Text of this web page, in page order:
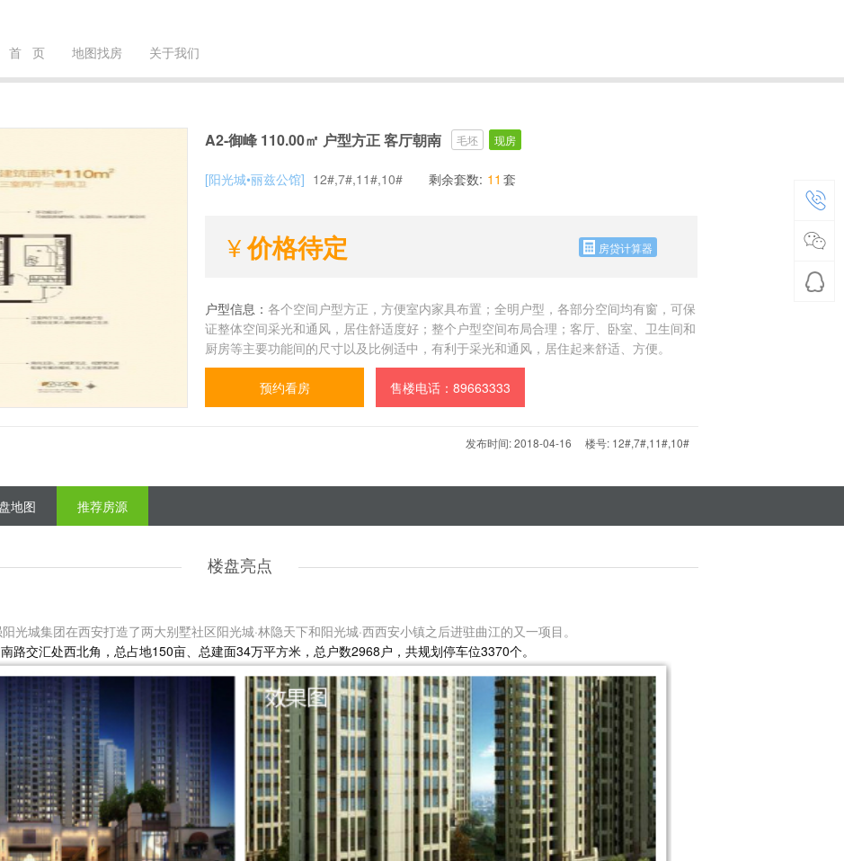
首 页 地图找房 关于我们
A2-御峰 110.00㎡ 户型方正 客厅朝南 毛坯 现房
[阳光城•丽兹公馆] 12#,7#,11#,10# 剩余套数: 11 套
价格待定 房贷计算器
户型信息： 各个空间户型方正，方便室内家具布置；全明户型，各部分空间均有窗，可保
证整体空间采光和通风，居住舒适度好；整个户型空间布局合理；客厅、卧室、卫生间和
厨房等主要功能间的尺寸以及比例适中，有利于采光和通风，居住起来舒适、方便。
预约看房 售楼电话：89663333
发布时间: 2018-04-16 楼号: 12#,7#,11#,10#
地图 推荐房源
楼盘亮点
光城集团在西安打造了两大别墅社区阳光城·林隐天下和阳光城·西西安小镇之后进驻曲江的又一项目。
路交汇处西北角，总占地150亩、总建面34万平方米，总户数2968户，共规划停车位3370个。